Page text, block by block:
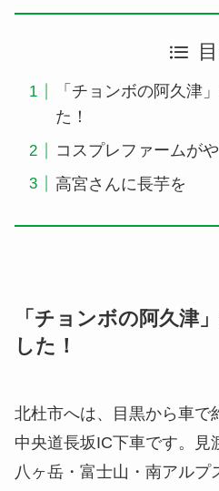
「チョンボの阿久津
た！
コスプレファームが
高宮さんに長芋を
「チョンボの阿久津
した！
北杜市へは、目黒から車で
中央道長坂IC下車です。見
八ヶ岳・富士山・南アルプ